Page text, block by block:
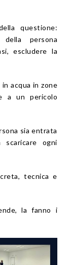
questione:
della persona
escludere la
acqua in zone
a un pericolo
sia entrata
scaricare ogni
tecnica e
la fanno i